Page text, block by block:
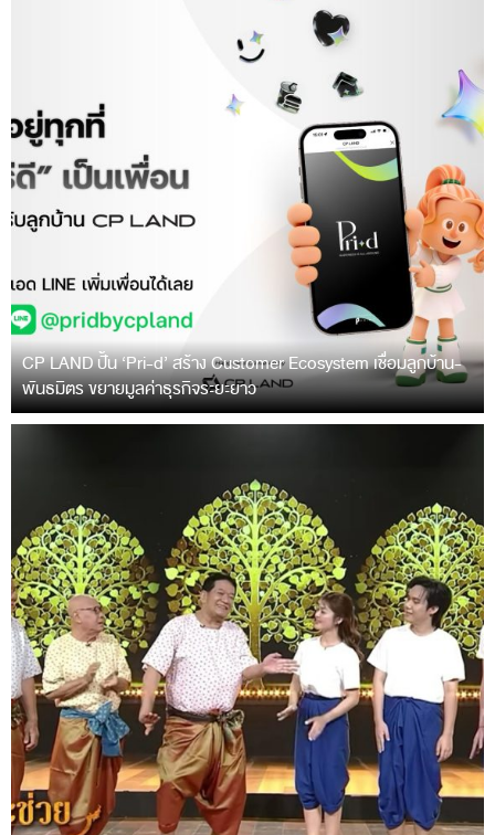
CP LAND ปั้น ‘Pri-d’ สร้าง Customer Ecosystem เชื่อมลูกบ้าน-
พันธมิตร ขยายมูลค่าธุรกิจระยะยาว